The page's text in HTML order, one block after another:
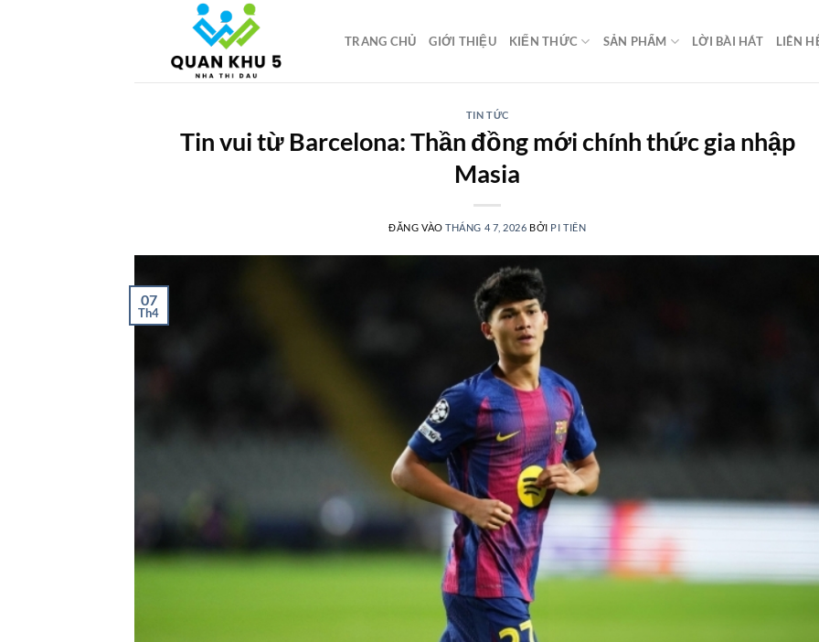
TRANG CHỦ GIỚI THIỆU KIẾN THỨC SẢN PHẨM LỜI BÀI HÁT LIÊN
TIN TỨC
Tin vui từ Barcelona: Thần đồng mới chính thức gia nhập
Masia
ĐĂNG VÀOTHÁNG 4 7, 2026 BỞI PI TIÊN
07
Th4